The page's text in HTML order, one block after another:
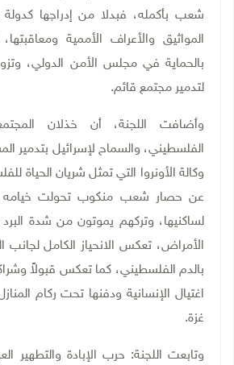
شعب بأكمله، فبدلا من إدراجها
المواثيق والأعراف الأممية
بالحماية في مجلس الأمن الدولي،
لتدمير مجتمع قائم.
وأضافت اللجنة، أن خذلان
الفلسطيني، والسماح لإسرائيل بتدمير
وكالة الأونروا التي تمثل شريان الحياة
عن حصار شعب منكوب تحولت خيامه
لساكنيها، وتركهم يموتون من شدة
الأمراض، تعكس الانحياز الكامل لجانب
بالدم الفلسطيني، كما تعكس قبولاً
اغتيال الإنسانية ودفنها تحت ركام
غزة.
وتابعت اللجنة: حرب الإبادة والتطهير